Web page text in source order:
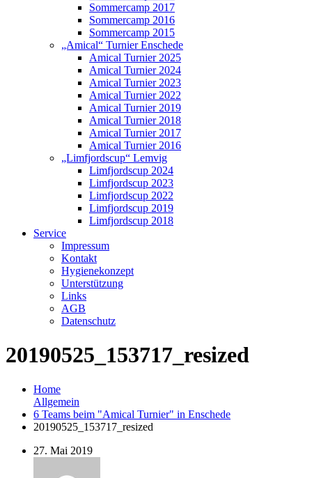
Sommercamp 2017
Sommercamp 2016
Sommercamp 2015
„Amical“ Turnier Enschede
Amical Turnier 2025
Amical Turnier 2024
Amical Turnier 2023
Amical Turnier 2022
Amical Turnier 2019
Amical Turnier 2018
Amical Turnier 2017
Amical Turnier 2016
„Limfjordscup“ Lemvig
Limfjordscup 2024
Limfjordscup 2023
Limfjordscup 2022
Limfjordscup 2019
Limfjordscup 2018
Service
Impressum
Kontakt
Hygienekonzept
Unterstützung
Links
AGB
Datenschutz
20190525_153717_resized
Home
Allgemein
6 Teams beim "Amical Turnier" in Enschede
20190525_153717_resized
27. Mai 2019